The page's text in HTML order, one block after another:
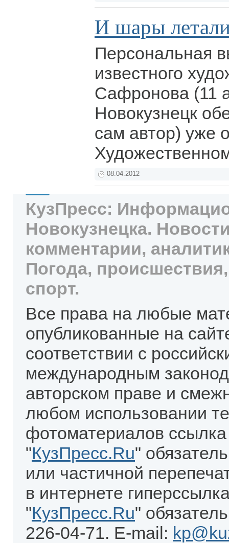
И шары
Персональная
известного
Сафронова (11
Новокузнецк
сам автор) уже
08.04.2012
КузПресс:
Новокузнецка.
комментарии,
Погода,
спорт.
Все права на любые
опубликованные на
соответствии с
международным
авторском праве и
любом использовании
фотоматериалов
"КузПресс.Ru"
или частичной
в интернете
"КузПресс.Ru"
226-04-71. E-mail: